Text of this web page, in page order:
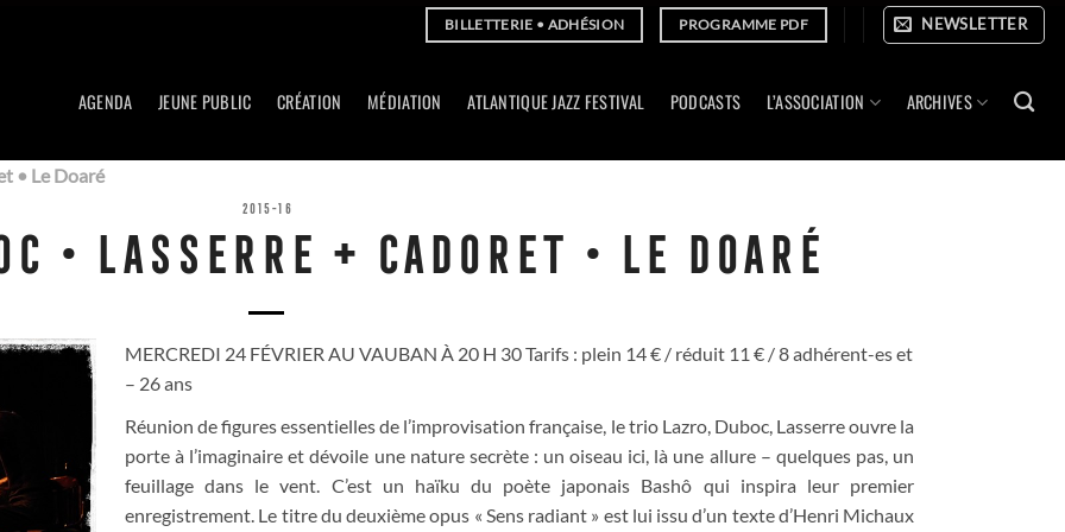
BILLETTERIE • ADHÉSION PROGRAMME PDF NEWSLETTER
AGENDA JEUNE PUBLIC CRÉATION MÉDIATION ATLANTIQUE JAZZ FESTIVAL PODCASTS L’ASSOCIATION ARCHIVES
• Le Doaré
2015-16
• LASSERRE + CADORET • LE DOARÉ
MERCREDI 24 FÉVRIER AU VAUBAN À 20 H 30 Tarifs : plein 14 € / réduit 11 € / 8 adhérent-es et
– 26 ans
Réunion de figures essentielles de l’improvisation française, le trio Lazro, Duboc, Lasserre ouvre la
porte à l’imaginaire et dévoile une nature secrète : un oiseau ici, là une allure – quelques pas, un
feuillage dans le vent. C’est un haïku du poète japonais Bashô qui inspira leur premier
enregistrement. Le titre du deuxième opus « Sens radiant » est lui issu d’un texte d’Henri Michaux